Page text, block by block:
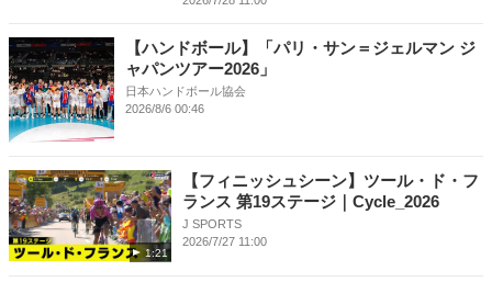
【ハンドボール】「パリ・サン＝ジェルマン ジ
ャパンツアー2026」
日本ハンドボール協会
2026/8/6 00:46
1:21
【フィニッシュシーン】ツール・ド・フ
ランス 第19ステージ｜Cycle_2026
J SPORTS
2026/7/27 11:00